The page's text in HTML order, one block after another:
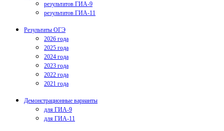
результатов ГИА-9
результатов ГИА-11
Результаты ОГЭ
2026 года
2025 года
2024 года
2023 года
2022 года
2021 года
Демонстрационные варианты
для ГИА-9
для ГИА-11